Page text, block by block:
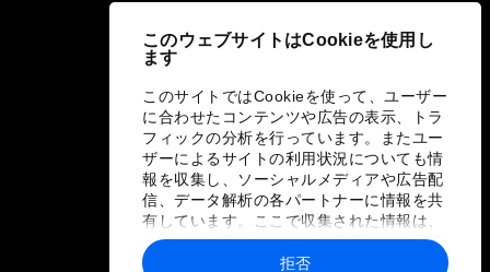
このウェブサイトはCookieを使用し
ます
このサイトではCookieを使って、ユーザー
に合わせたコンテンツや広告の表示、トラ
フィックの分析を行っています。またユー
ザーによるサイトの利用状況についても情
報を収集し、ソーシャルメディアや広告配
信、データ解析の各パートナーに情報を共
有しています。ここで収集された情報は、
ユーザーが各パートナーに提供した他の情
報や各パートナーのサービスを使用した際
拒否